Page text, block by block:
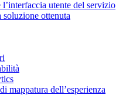
utente del servizio
ottenuta
mappatura dell’esperienza